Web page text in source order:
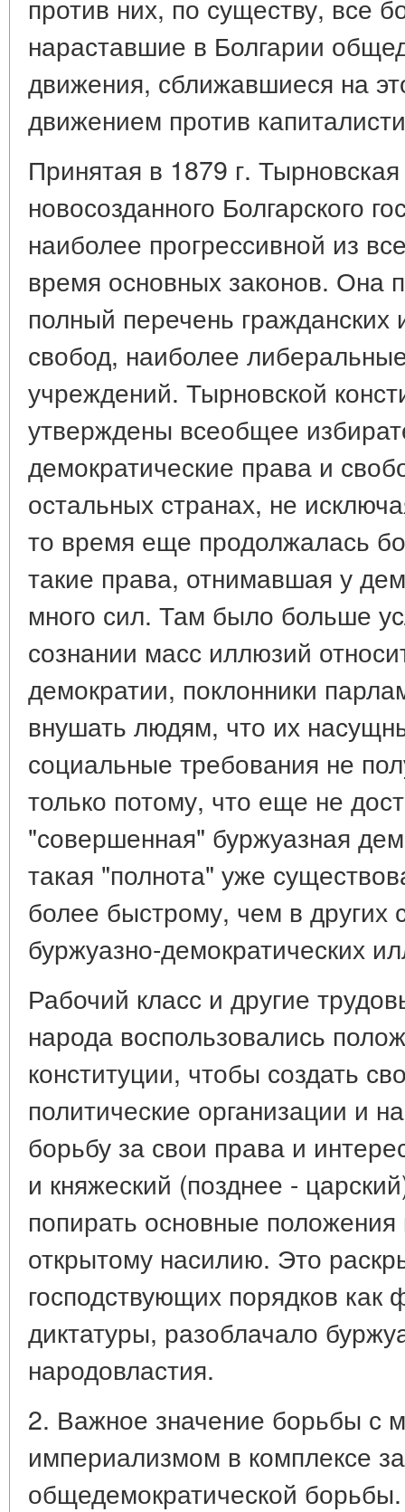
нараставшие в Болгарии
движения, сближавшиеся на
движением против
Принятая в 1879 г. Тырновская
новосозданного Болгарского
наиболее прогрессивной из
время основных законов. Она
полный перечень гражданских
свобод, наиболее
учреждений. Тырновской
утверждены всеобщее
демократические права и
остальных странах, не
то время еще продолжалась
такие права, отнимавшая у
много сил. Там было больше
сознании масс иллюзий
демократии, поклонники
внушать людям, что их
социальные требования не
только потому, что еще не
"совершенная" буржуазная
такая "полнота" уже
более быстрому, чем в других
буржуазно-демократических
Рабочий класс и другие
народа воспользовались
конституции, чтобы создать
политические организации и
борьбу за свои права и
и княжеский (позднее -
попирать основные положения
открытому насилию. Это
господствующих порядков
диктатуры, разоблачало
народовластия.
2. Важное значение борьбы с
империализмом в комплексе
общедемократической борьбы.